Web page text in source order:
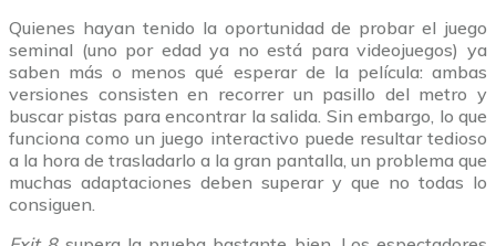
Quienes hayan tenido la oportunidad de probar el juego
seminal (uno por edad ya no está para videojuegos) ya
saben más o menos qué esperar de la película: ambas
versiones consisten en recorrer un pasillo del metro y
buscar pistas para encontrar la salida. Sin embargo, lo que
funciona como un juego interactivo puede resultar tedioso
a la hora de trasladarlo a la gran pantalla, un problema que
muchas adaptaciones deben superar y que no todas lo
consiguen.